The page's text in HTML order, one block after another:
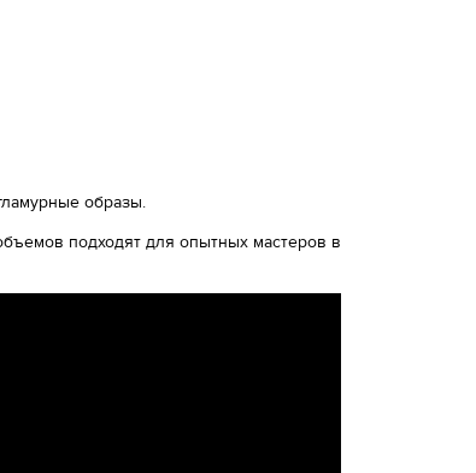
образы.
подходят для опытных мастеров в